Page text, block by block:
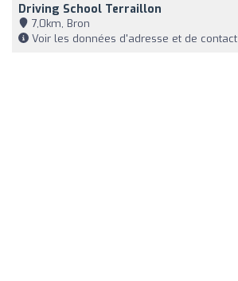
Driving School Terraillon
7,0km, Bron
Voir les données d'adresse et de contact